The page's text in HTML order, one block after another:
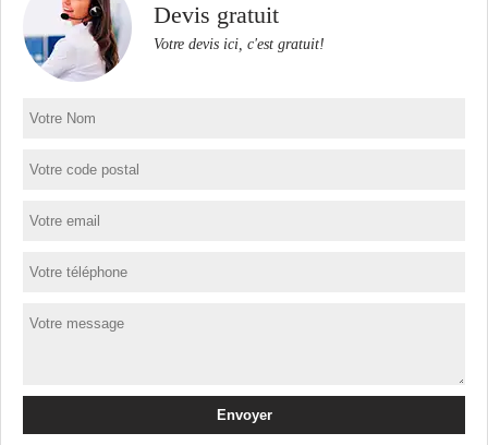
Devis gratuit
Votre devis ici, c'est gratuit!